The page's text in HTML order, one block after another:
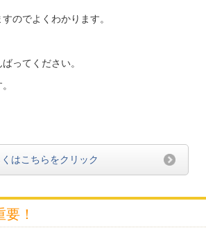
のでよくわかります。
ってください。
はこちらをクリック
！